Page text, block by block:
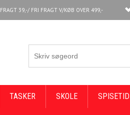
FRAGT 39,-/ FRI FRAGT V/KØB OVER 499,-
TASKER SKOLE SPISETID